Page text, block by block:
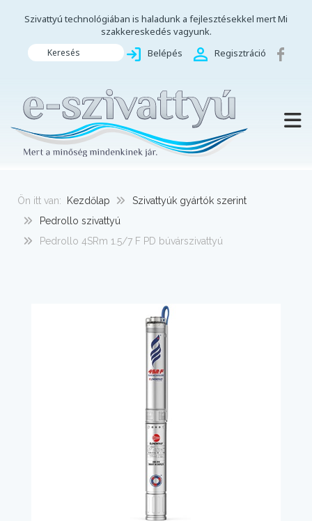
Szivattyú technológiában is haladunk a fejlesztésekkel mert Mi
szakkereskedés vagyunk.
Keresés Belépés Regisztráció
Ön itt van: Kezdőlap
Szivattyúk gyártók szerint
Pedrollo szivattyú
Pedrollo 4SRm 1.5/7 F PD búvárszivattyú